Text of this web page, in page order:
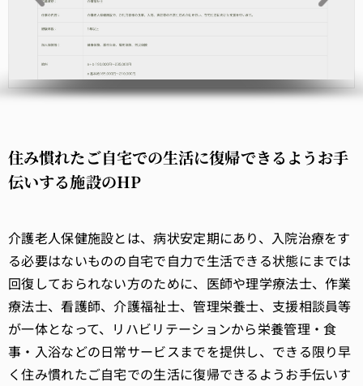
住み慣れたご自宅での生活に復帰できるようお手
伝いする施設のHP
介護老人保健施設とは、病状安定期にあり、入院治療をす
る必要はないものの自宅で自力で生活できる状態にまでは
回復しておられない方のために、医師や理学療法士、作業
療法士、看護師、介護福祉士、管理栄養士、支援相談員等
が一体となって、リハビリテーションから栄養管理・食
事・入浴などの日常サービスまでを提供し、できる限り早
く住み慣れたご自宅での生活に復帰できるようお手伝いす